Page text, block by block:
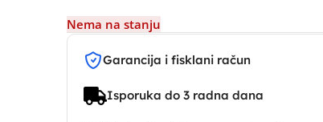
Nema na stanju
Garancija i fisklani račun
Isporuka do 3 radna dana